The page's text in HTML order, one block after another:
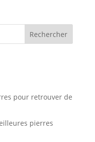
Rechercher
pour retrouver de
pierres